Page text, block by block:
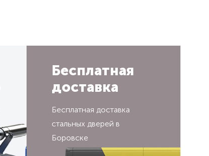
Бесплатная
доставка
Бесплатная доставка
стальных дверей в
Боровске